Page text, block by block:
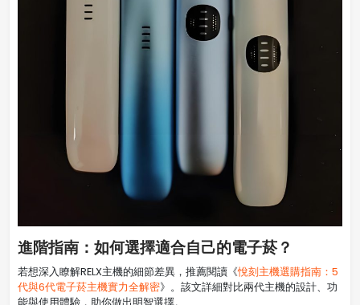
進階指南：如何選擇適合自己的電子菸？
若想深入瞭解RELX主機的細節差異，推薦閱讀《悅刻主機選購指南：5
代與6代電子菸主機實力全解密》。該文詳細對比兩代主機的設計、功
能與使用體驗，助你做出明智選擇。